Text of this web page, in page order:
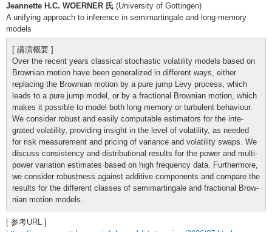
Jeannette H.C. WOERNER 氏 (University of Gottingen)
A unifying approach to inference in semimartingale and long-memory
models
[ 講演概要 ]
Over the recent years classical stochastic volatility models based on
Brownian motion have been generalized in different ways, either
replacing the Brownian motion by a pure jump Levy process, which
leads to a pure jump model, or by a fractional Brownian motion, which
makes it possible to model both long memory or turbulent behaviour.
We consider robust and easily computable estimators for the inte-
grated volatility, providing insight in the level of volatility, as needed
for risk measurement and pricing of variance and volatility swaps. We
discuss consistency and distributional results for the power and multi-
power variation estimates based on high frequency data. Furthermore,
we consider robustness against additive components and compare the
results for the different classes of semimartingale and fractional Brow-
nian motion models.
[ 参考URL ]